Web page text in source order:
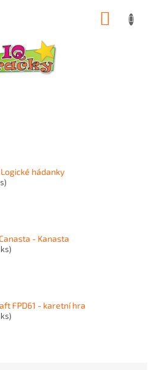
hádanky
- Kanasta
FPD61 - karetní hra